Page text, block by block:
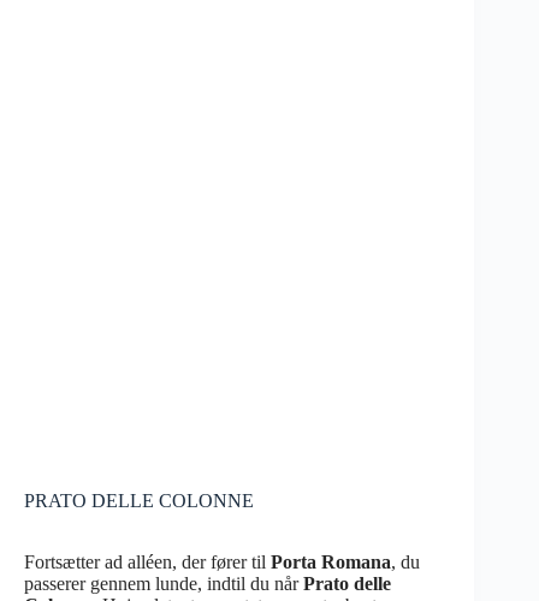
PRATO DELLE COLONNE
Fortsætter ad alléen, der fører til Porta Romana, du
passerer gennem lunde, indtil du nårPrato delle